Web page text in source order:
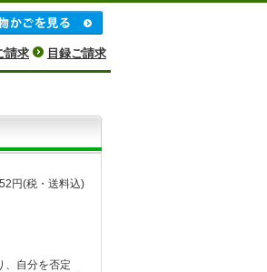
請求 目録ご請求
円(税・送料込)
、自分を否定